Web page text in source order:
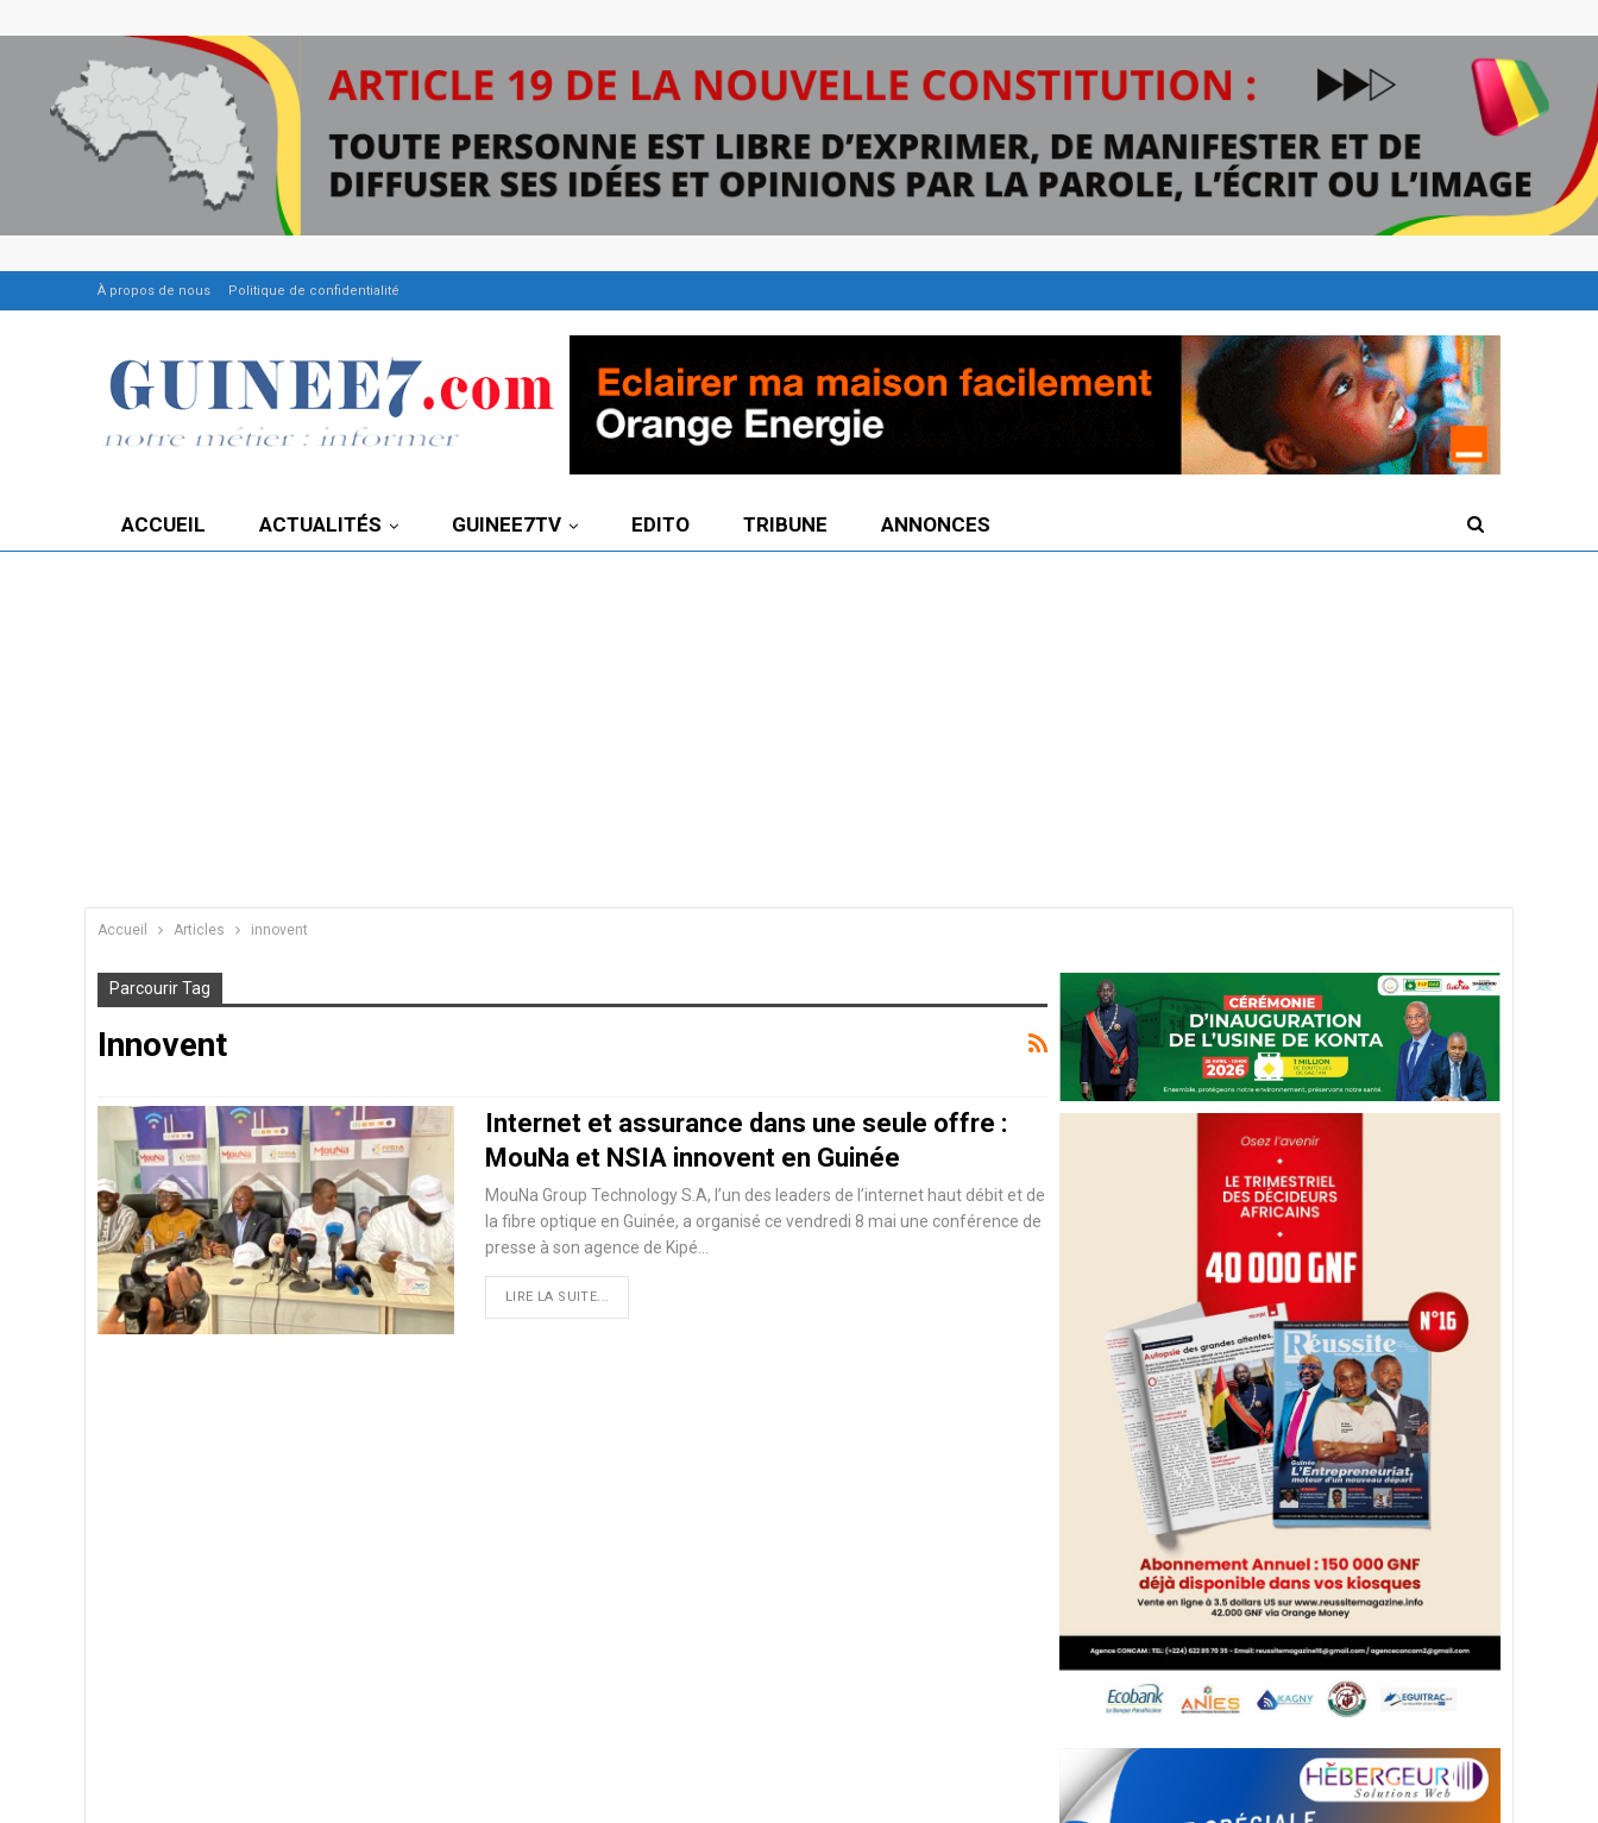
À propos de nous Politique de confidentialité
ACCUEIL ACTUALITÉS GUINEE7TV EDITO TRIBUNE ANNONCES
Accueil Articles innovent
Parcourir Tag
Innovent
Internet et assurance dans une seule offre :
MouNa et NSIA innovent en Guinée
MouNa Group Technology S.A, l’un des leaders de l’internet haut débit et de
la fibre optique en Guinée, a organisé ce vendredi 8 mai une conférence de
presse à son agence de Kipé…
LIRE LA SUITE...